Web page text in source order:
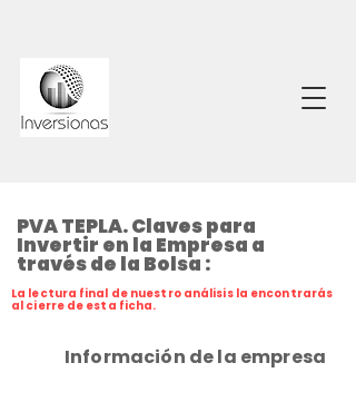
PVA TEPLA. Claves para
Invertir en la Empresa a
través de la Bolsa :
La lectura final de nuestro análisis la encontrarás
al cierre de esta ficha.
Información de la empresa